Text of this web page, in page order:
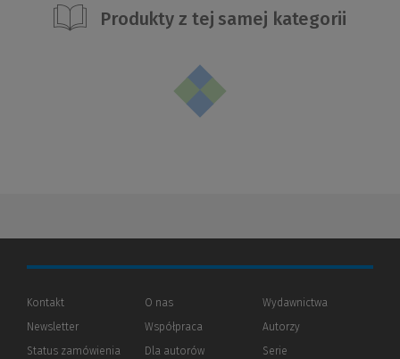
Produkty z tej samej kategorii
Kontakt
Newsletter
Status zamówienia
O nas
Współpraca
Dla autorów(Nowe
(Link
Wydawnictwa
Autorzy
Serie